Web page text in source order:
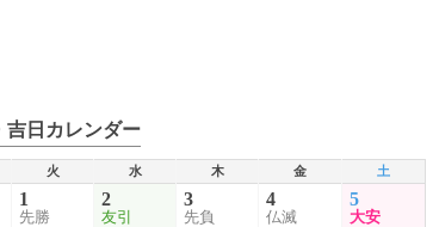
吉日カレンダー
火 水 木 金 土
1
先勝
2
友引
3
先負
4
仏滅
5
大安